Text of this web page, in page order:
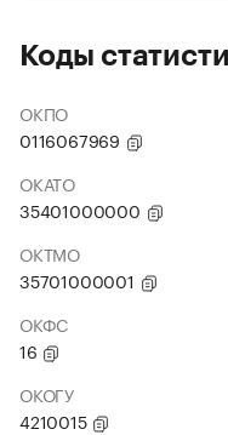
Коды
ОКПО
0116067969
ОКАТО
35401000000
ОКТМО
35701000001
ОКФС
16
ОКОГУ
4210015